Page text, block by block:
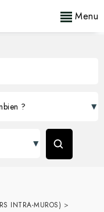
Menu
INTRA-MUROS) >